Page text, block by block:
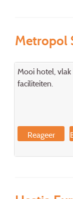
Metropol
Mooi hotel,
faciliteiten.
Reageer